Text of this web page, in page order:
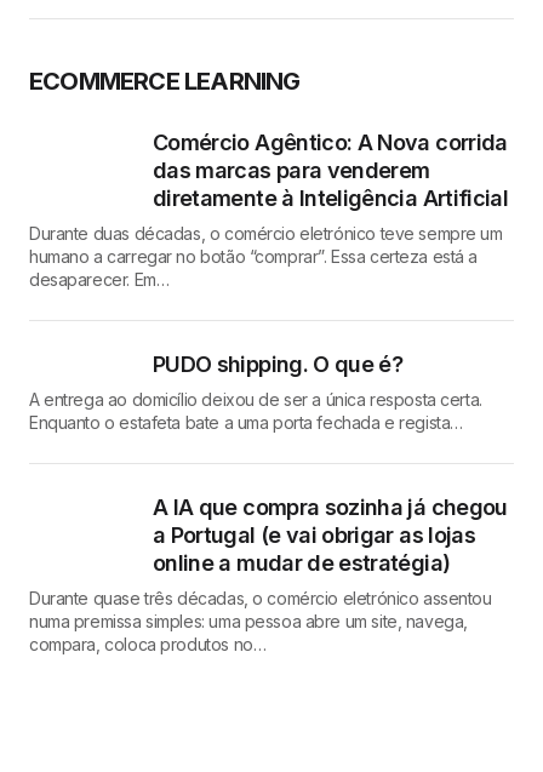
ECOMMERCE LEARNING
Comércio Agêntico: A Nova corrida
das marcas para venderem
diretamente à Inteligência Artificial
Durante duas décadas, o comércio eletrónico teve sempre um
humano a carregar no botão “comprar”. Essa certeza está a
desaparecer. Em…
PUDO shipping. O que é?
A entrega ao domicílio deixou de ser a única resposta certa.
Enquanto o estafeta bate a uma porta fechada e regista…
A IA que compra sozinha já chegou
a Portugal (e vai obrigar as lojas
online a mudar de estratégia)
Durante quase três décadas, o comércio eletrónico assentou
numa premissa simples: uma pessoa abre um site, navega,
compara, coloca produtos no…